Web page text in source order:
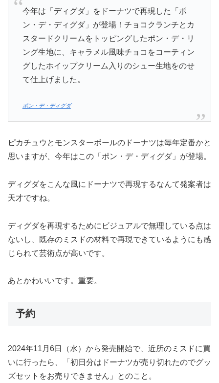
今年は「ディグダ」をドーナツで再現した「ポ
ン・デ・ディグダ」が登場！チョコクランチとカ
スタードクリームをトッピングしたポン・デ・リ
ング生地に、キャラメル風味チョコをコーティン
グしたホイップクリーム入りのシュー生地をのせ
て仕上げました。
ポン・デ・ディグダ
ピカチュウとモンスターボールのドーナツは毎年定番かと
思いますが、今年はこの「ポン・デ・ディグダ」が登場。
ディグダをこんな風にドーナツで再現するなんて発案者は
天才ですね。
ディグダを再現するためにビジュアルで無理している点は
ないし、既存のミスドの材料で再現できているようにも感
じられて芸術点が高いです。
あとかわいいです。重要。
予約
2024年11月6日（水）から発売開始で、近所のミスドに買
いに行ったら、「初日分はドーナツが売り切れたのでグッ
ズセットをお売りできません」とのこと。